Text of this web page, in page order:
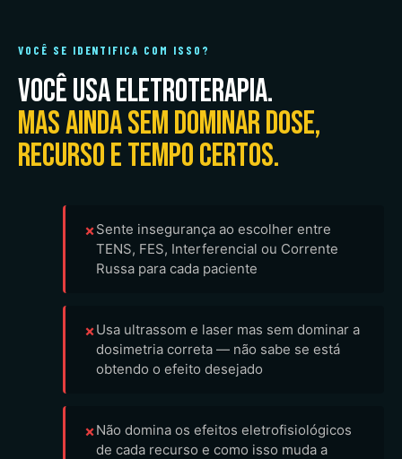
VOCÊ SE IDENTIFICA COM ISSO?
Você usa eletroterapia.
Mas ainda sem dominar dose,
recurso e tempo certos.
✗Sente insegurança ao escolher entre
TENS, FES, Interferencial ou Corrente
Russa para cada paciente
✗Usa ultrassom e laser mas sem dominar a
dosimetria correta — não sabe se está
obtendo o efeito desejado
✗Não domina os efeitos eletrofisiológicos
de cada recurso e como isso muda a